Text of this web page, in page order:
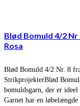
Blød Bomuld 4/2
Rosa
Blød Bomuld 4/2 Nr. 8
StrikprojekterBlød
bomuldsgarn, der er
Garnet har en